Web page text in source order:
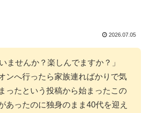
2026.07.05
ませんか？楽しんでますか？」
へ行ったら家族連ればかりで気
ったという投稿から始まったこの
あったのに独身のまま40代を迎え